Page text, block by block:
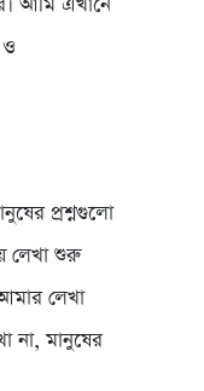
প্রশ্নগুলো
লেখা শুরু
লেখা
না, মানুষের